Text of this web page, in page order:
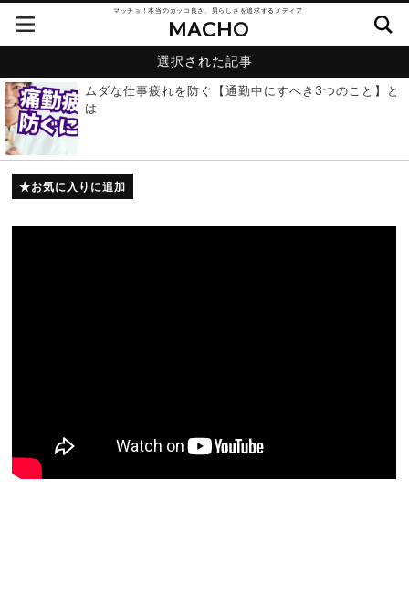
マッチョ！本当のカッコ良さ、男らしさを追求するメディア
MACHO
選択された記事
ムダな仕事疲れを防ぐ【通勤中にすべき3つのこと】と
は
お気に入りに追加